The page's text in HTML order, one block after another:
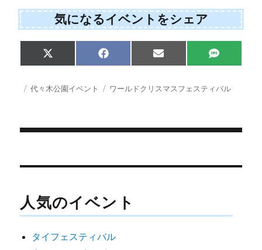
気になるイベントをシェア
Share
on
X
(
w
i
r
Share
on
F
a
e
b
Share
on
E
m
i
Share
on
S
M
投 カ
代々木公園イベント
タ
ワールドクリスマスフェスティバル
稿
ビ
ー
人気のイベント
タイフェスティバル